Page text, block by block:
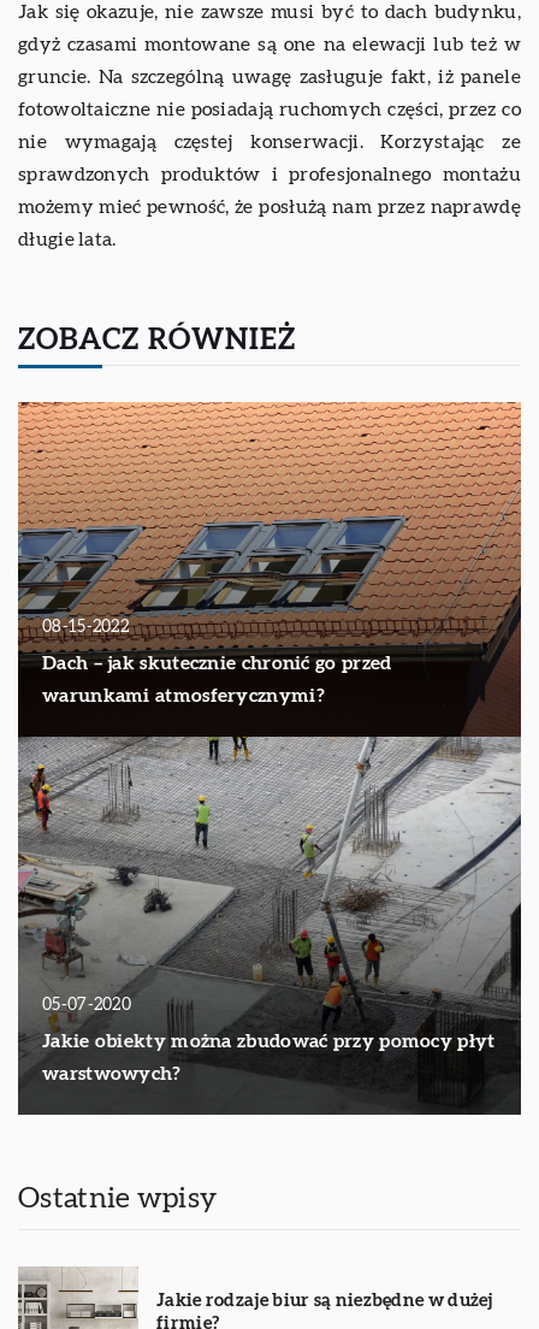
Jak się okazuje, nie zawsze musi być to dach budynku,
gdyż czasami montowane są one na elewacji lub też w
gruncie. Na szczególną uwagę zasługuje fakt, iż panele
fotowoltaiczne nie posiadają ruchomych części, przez co
nie wymagają częstej konserwacji. Korzystając ze
sprawdzonych produktów i profesjonalnego montażu
możemy mieć pewność, że posłużą nam przez naprawdę
długie lata.
ZOBACZ RÓWNIEŻ
08-15-2022
Dach – jak skutecznie chronić go przed
warunkami atmosferycznymi?
05-07-2020
Jakie obiekty można zbudować przy pomocy płyt
warstwowych?
Ostatnie wpisy
Jakie rodzaje biur są niezbędne w dużej
firmie?